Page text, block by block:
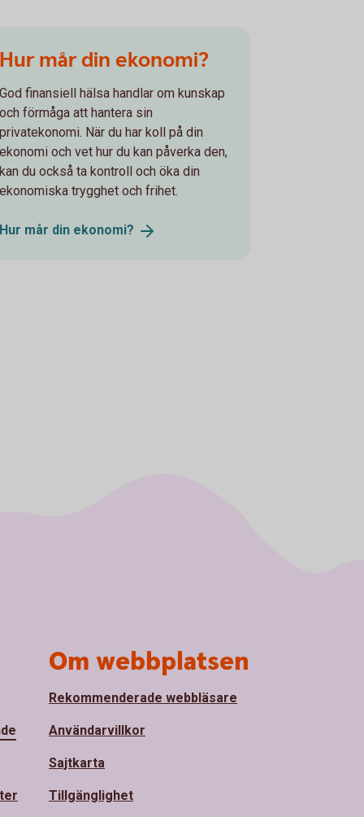
Hur mår din ekonomi?
God finansiell hälsa handlar om kunskap
och förmåga att hantera sin
privatekonomi. När du har koll på din
ekonomi och vet hur du kan påverka den,
kan du också ta kontroll och öka din
ekonomiska trygghet och frihet.
Hur mår din ekonomi?
Om webbplatsen
Rekommenderade webbläsare
Användarvillkor
Sajtkarta
Tillgänglighet